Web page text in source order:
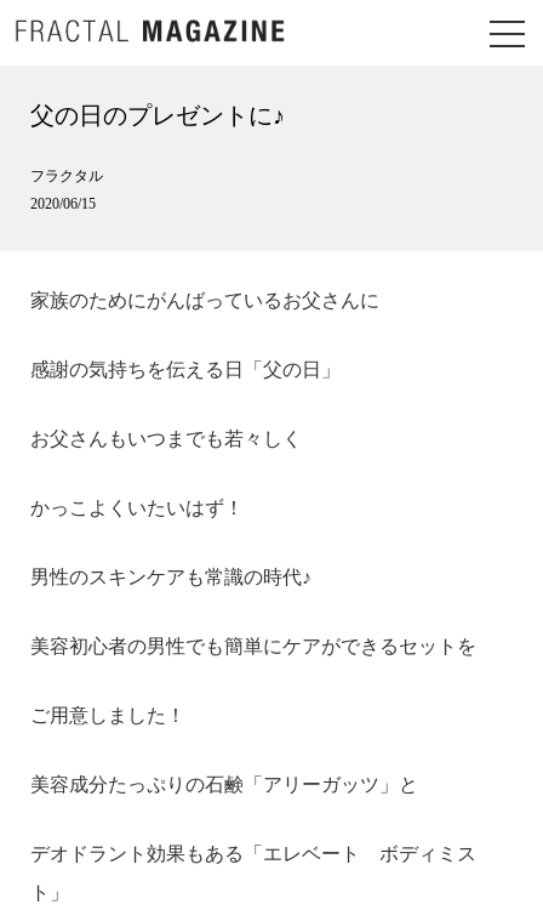
父の日のプレゼントに♪
フラクタル
2020/06/15
家族のためにがんばっているお父さんに
感謝の気持ちを伝える日「父の日」
お父さんもいつまでも若々しく
かっこよくいたいはず！
男性のスキンケアも常識の時代♪
美容初心者の男性でも簡単にケアができるセットを
ご用意しました！
美容成分たっぷりの石鹸「アリーガッツ」と
デオドラント効果もある「エレベート ボディミス
ト」